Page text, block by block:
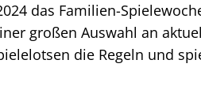
das Familien-
großen Auswahl an
die Regeln und